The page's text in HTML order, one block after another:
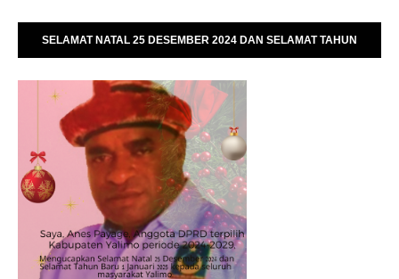
SELAMAT NATAL 25 DESEMBER 2024 DAN SELAMAT TAHUN